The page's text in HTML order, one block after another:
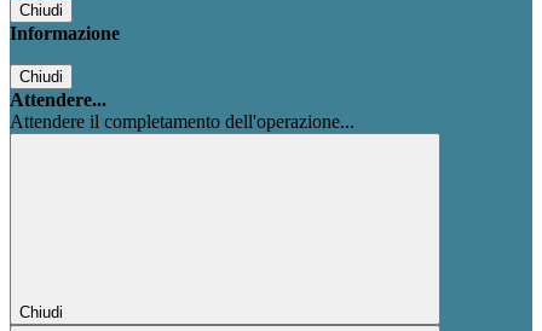
Chiudi
Informazione
Chiudi
Attendere...
Attendere il completamento dell'operazione...
Chiudi